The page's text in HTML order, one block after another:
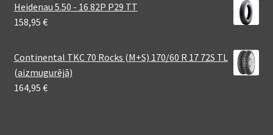
Heidenau 5.50 - 16 82P P29 TT
158,95 €
Continental TKC 70 Rocks (M+S) 170/60 R 17 72S TL
(aizmugurējā)
164,95 €